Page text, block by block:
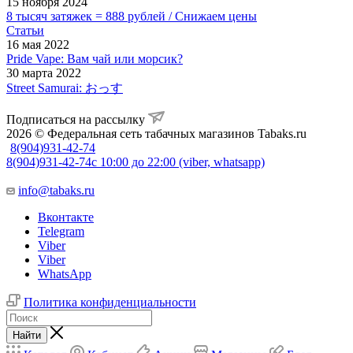
8 тысяч затяжек = 888 рублей / Снижаем цены
Статьи
16 мая 2022
Pride Vape: Вам чай или морсик?
30 марта 2022
Street Samurai: おっす
Подписаться на рассылку
2026 © Федеральная сеть табачных магазинов Tabaks.ru
8(904)931-42-74
8(904)931-42-74с 10:00 до 22:00 (viber, whatsapp)
info@tabaks.ru
Вконтакте
Telegram
Viber
Viber
WhatsApp
Политика конфиденциальности
Найти